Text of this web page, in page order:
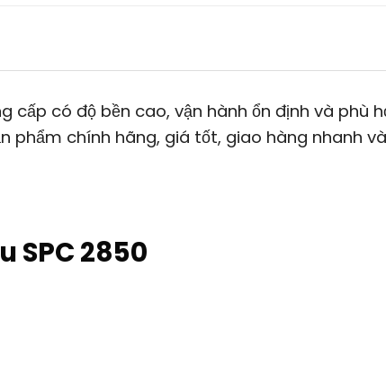
cấp có độ bền cao, vận hành ổn định và phù
phẩm chính hãng, giá tốt, giao hàng nhanh
SPC 2850